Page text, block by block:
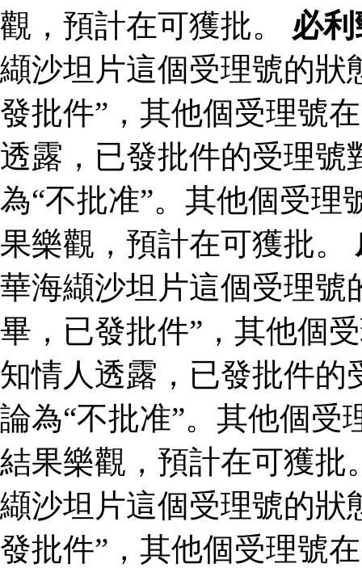
觀，預計在可獲批。 必
纈沙坦片這個受理號的狀
發批件”，其他個受理號
透露，已發批件的受理號
為“不批准”。其他個受理
果樂觀，預計在可獲批。
華海纈沙坦片這個受理號
畢，已發批件”，其他個
知情人透露，已發批件的
論為“不批准”。其他個受
結果樂觀，預計在可獲批
纈沙坦片這個受理號的狀
發批件”，其他個受理號